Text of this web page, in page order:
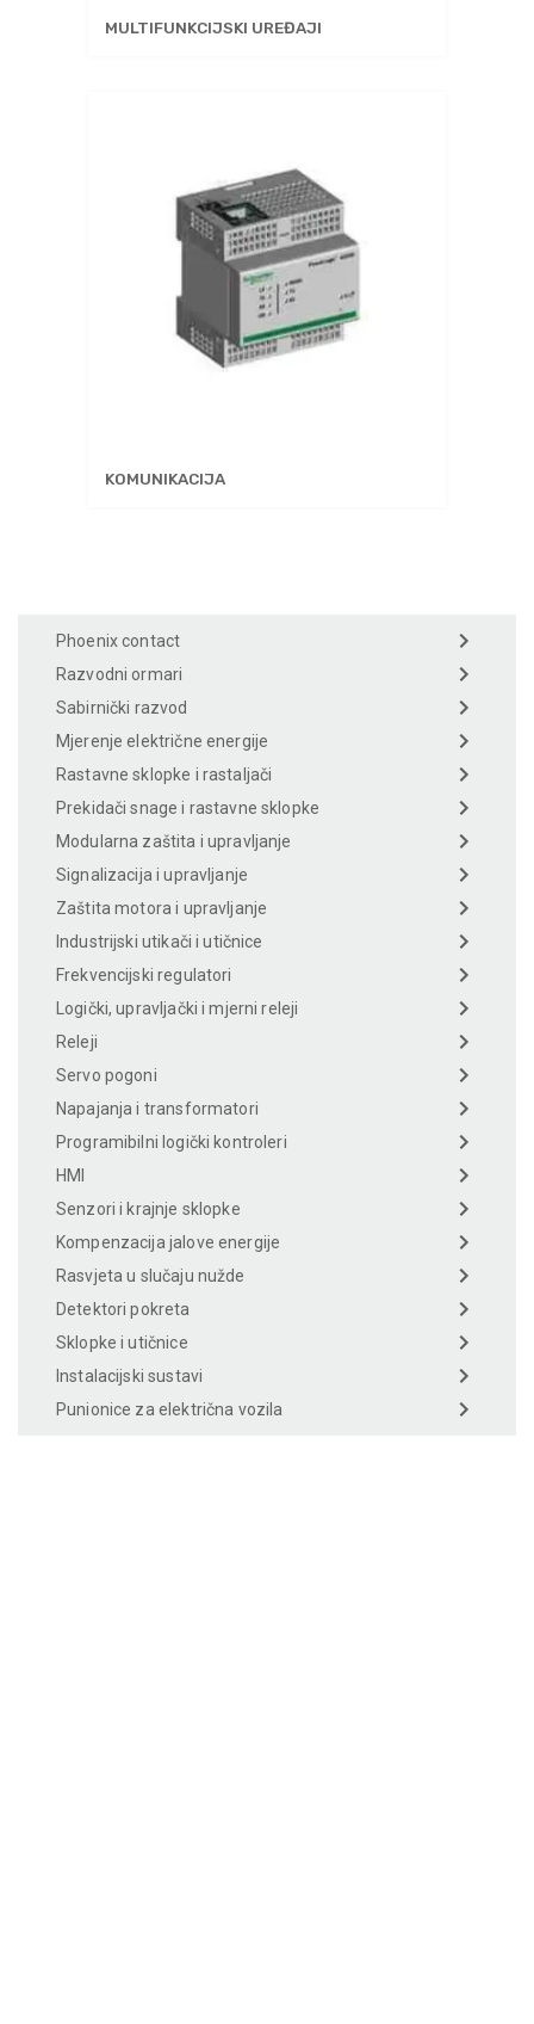
MULTIFUNKCIJSKI UREĐAJI
KOMUNIKACIJA
Phoenix contact
Razvodni ormari
Sabirnički razvod
Mjerenje električne energije
Rastavne sklopke i rastaljači
Prekidači snage i rastavne sklopke
Modularna zaštita i upravljanje
Signalizacija i upravljanje
Zaštita motora i upravljanje
Industrijski utikači i utičnice
Frekvencijski regulatori
Logički, upravljački i mjerni releji
Releji
Servo pogoni
Napajanja i transformatori
Programibilni logički kontroleri
HMI
Senzori i krajnje sklopke
Kompenzacija jalove energije
Rasvjeta u slučaju nužde
Detektori pokreta
Sklopke i utičnice
Instalacijski sustavi
Punionice za električna vozila